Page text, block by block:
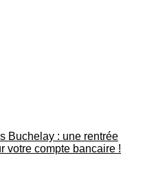
Buchelay : une rentrée
votre compte bancaire !